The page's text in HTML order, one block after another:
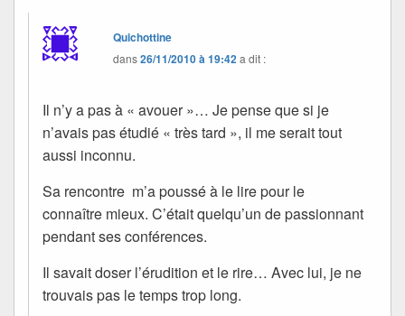
Quichottine
dans26/11/2010 à 19:42a dit :
Il n’y a pas à « avouer »… Je pense que si je
n’avais pas étudié « très tard », il me serait tout
aussi inconnu.
Sa rencontre m’a poussé à le lire pour le
connaître mieux. C’était quelqu’un de passionnant
pendant ses conférences.
Il savait doser l’érudition et le rire… Avec lui, je ne
trouvais pas le temps trop long.